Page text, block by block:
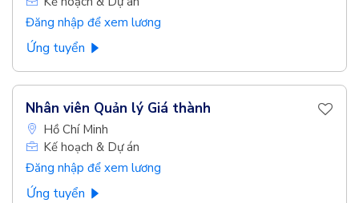
Đăng nhập để xem lương
Ứng tuyển
Nhân viên Quản lý Giá thành
Hồ Chí Minh
Kế hoạch & Dự án
Đăng nhập để xem lương
Ứng tuyển